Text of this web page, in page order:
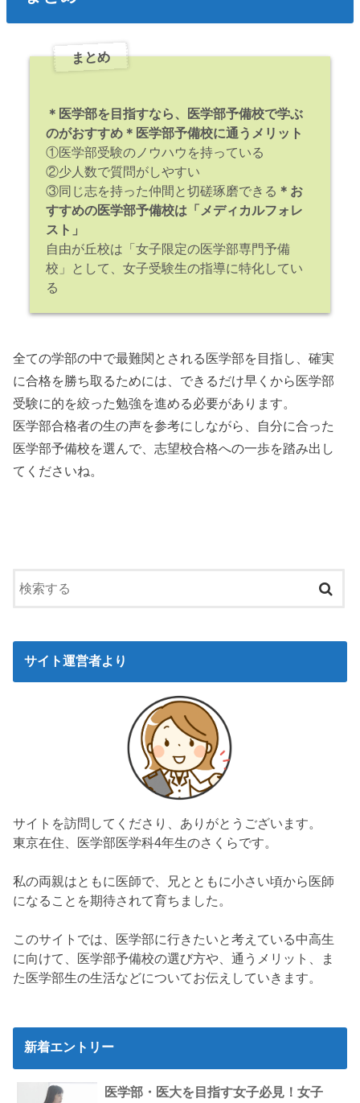
まとめ
＊医学部を目指すなら、医学部予備校で学ぶ
のがおすすめ ＊医学部予備校に通うメリット
①医学部受験のノウハウを持っている
②少人数で質問がしやすい
③同じ志を持った仲間と切磋琢磨できる ＊お
すすめの医学部予備校は「メディカルフォレ
スト」
自由が丘校は「女子限定の医学部専門予備
校」として、女子受験生の指導に特化してい
る
全ての学部の中で最難関とされる医学部を目指し、確実
に合格を勝ち取るためには、できるだけ早くから医学部
受験に的を絞った勉強を進める必要があります。
医学部合格者の生の声を参考にしながら、自分に合った
医学部予備校を選んで、志望校合格への一歩を踏み出し
てくださいね。
サイト運営者より
サイトを訪問してくださり、ありがとうございます。
東京在住、医学部医学科4年生のさくらです。
私の両親はともに医師で、兄とともに小さい頃から医師
になることを期待されて育ちました。
このサイトでは、医学部に行きたいと考えている中高生
に向けて、医学部予備校の選び方や、通うメリット、ま
た医学部生の生活などについてお伝えしていきます。
新着エントリー
医学部・医大を目指す女子必見！女子